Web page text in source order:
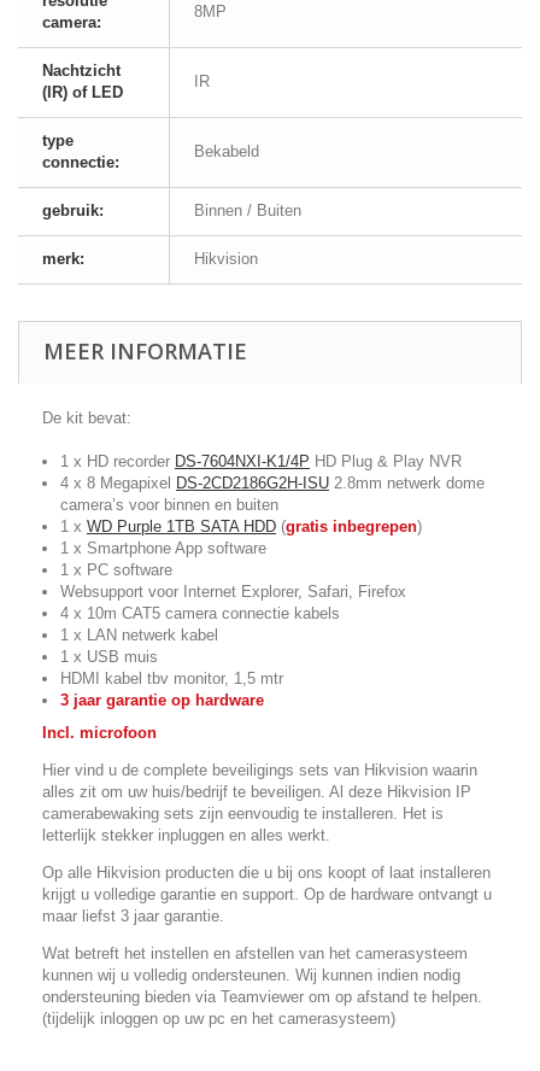
camera:
8MP
Nachtzicht
(IR) of LED
IR
type
connectie:
Bekabeld
gebruik: Binnen / Buiten
merk: Hikvision
MEER INFORMATIE
De kit bevat:
1 x HD recorder DS-7604NXI-K1/4P HD Plug & Play NVR
4 x 8 Megapixel DS-2CD2186G2H-ISU 2.8mm netwerk dome
camera’s voor binnen en buiten
1 x WD Purple 1TB SATA HDD (gratis inbegrepen)
1 x Smartphone App software
1 x PC software
Websupport voor Internet Explorer, Safari, Firefox
4 x 10m CAT5 camera connectie kabels
1 x LAN netwerk kabel
1 x USB muis
HDMI kabel tbv monitor, 1,5 mtr
3 jaar garantie op hardware
Incl. microfoon
Hier vind u de complete beveiligings sets van Hikvision waarin
alles zit om uw huis/bedrijf te beveiligen. Al deze Hikvision IP
camerabewaking sets zijn eenvoudig te installeren. Het is
letterlijk stekker inpluggen en alles werkt.
Op alle Hikvision producten die u bij ons koopt of laat installeren
krijgt u volledige garantie en support. Op de hardware ontvangt u
maar liefst 3 jaar garantie.
Wat betreft het instellen en afstellen van het camerasysteem
kunnen wij u volledig ondersteunen. Wij kunnen indien nodig
ondersteuning bieden via Teamviewer om op afstand te helpen.
(tijdelijk inloggen op uw pc en het camerasysteem)